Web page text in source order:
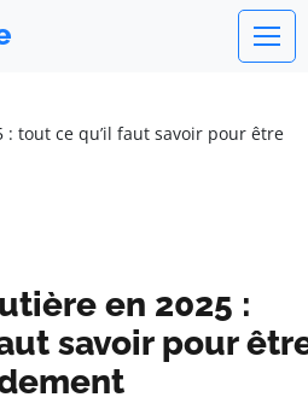
: tout ce qu’il faut savoir pour être
en 2025 :
savoir pour